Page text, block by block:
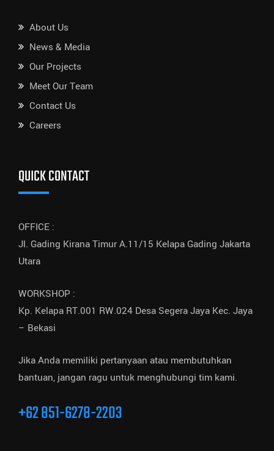
About Us
News & Media
Our Projects
Meet Our Team
Contact Us
Careers
QUICK CONTACT
OFFICE :
Jl. Gading Kirana Timur A.11/15 Kelapa Gading Jakarta
Utara
WORKSHOP :
Kp. Kelapa RT.001 RW.024 Desa Segera Jaya Kec. Jaya
– Bekasi
Jika Anda memiliki pertanyaan atau membutuhkan
bantuan, jangan ragu untuk menghubungi tim kami.
+62 851-6278-2203